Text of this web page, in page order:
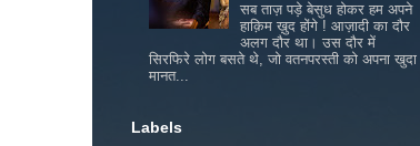
सब ताज़ पड़े बेसुध होकर हम अपने
हाक़िम ख़ुद होंगे ! आज़ादी का दौर
अलग दौर था। उस दौर में
सिरफिरे लोग बसते थे, जो वतनपरस्ती को अपना खुदा
मानत...
Labels